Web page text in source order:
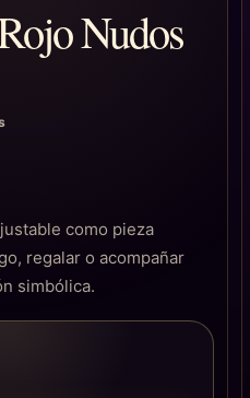
Nudos
como pieza
regalar o acompañar
simbólica.